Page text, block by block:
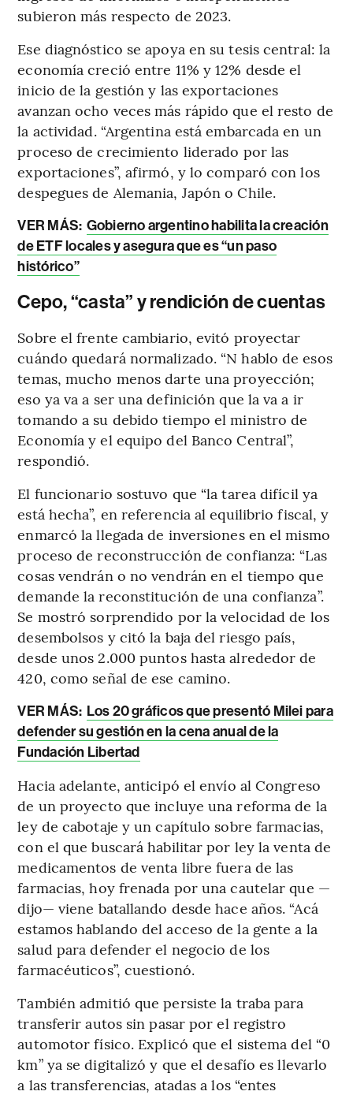
subieron más respecto de 2023.
Ese diagnóstico se apoya en su tesis central: la
economía creció entre 11% y 12% desde el
inicio de la gestión y las exportaciones
avanzan ocho veces más rápido que el resto de
la actividad. “Argentina está embarcada en un
proceso de crecimiento liderado por las
exportaciones”, afirmó, y lo comparó con los
despegues de Alemania, Japón o Chile.
VER MÁS: Gobierno argentino habilita la creación
de ETF locales y asegura que es “un paso
histórico”
Cepo, “casta” y rendición de cuentas
Sobre el frente cambiario, evitó proyectar
cuándo quedará normalizado. “N hablo de esos
temas, mucho menos darte una proyección;
eso ya va a ser una definición que la va a ir
tomando a su debido tiempo el ministro de
Economía y el equipo del Banco Central”,
respondió.
El funcionario sostuvo que “la tarea difícil ya
está hecha”, en referencia al equilibrio fiscal, y
enmarcó la llegada de inversiones en el mismo
proceso de reconstrucción de confianza: “Las
cosas vendrán o no vendrán en el tiempo que
demande la reconstitución de una confianza”.
Se mostró sorprendido por la velocidad de los
desembolsos y citó la baja del riesgo país,
desde unos 2.000 puntos hasta alrededor de
420, como señal de ese camino.
VER MÁS: Los 20 gráficos que presentó Milei para
defender su gestión en la cena anual de la
Fundación Libertad
Hacia adelante, anticipó el envío al Congreso
de un proyecto que incluye una reforma de la
ley de cabotaje y un capítulo sobre farmacias,
con el que buscará habilitar por ley la venta de
medicamentos de venta libre fuera de las
farmacias, hoy frenada por una cautelar que —
dijo— viene batallando desde hace años. “Acá
estamos hablando del acceso de la gente a la
salud para defender el negocio de los
farmacéuticos”, cuestionó.
También admitió que persiste la traba para
transferir autos sin pasar por el registro
automotor físico. Explicó que el sistema del “0
km” ya se digitalizó y que el desafío es llevarlo
a las transferencias, atadas a los “entes